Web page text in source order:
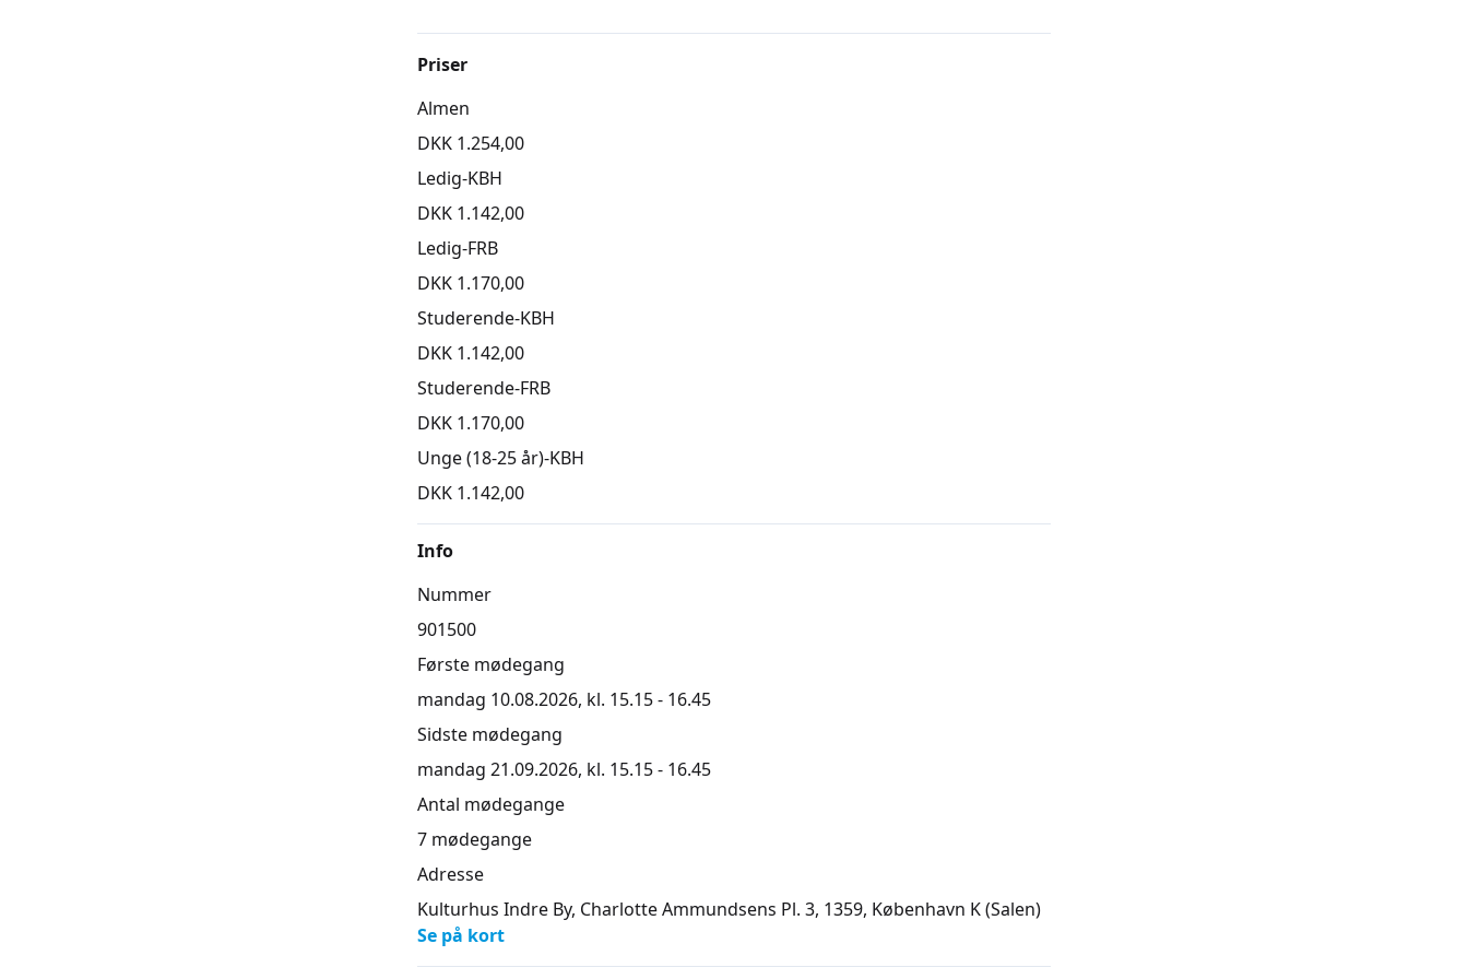
Priser
Almen
DKK 1.254,00
Ledig-KBH
DKK 1.142,00
Ledig-FRB
DKK 1.170,00
Studerende-KBH
DKK 1.142,00
Studerende-FRB
DKK 1.170,00
Unge (18-25 år)-KBH
DKK 1.142,00
Info
Nummer
901500
Første mødegang
mandag 10.08.2026, kl. 15.15 - 16.45
Sidste mødegang
mandag 21.09.2026, kl. 15.15 - 16.45
Antal mødegange
7 mødegange
Adresse
Kulturhus Indre By, Charlotte Ammundsens Pl. 3, 1359, København K(Salen)
Se på kort